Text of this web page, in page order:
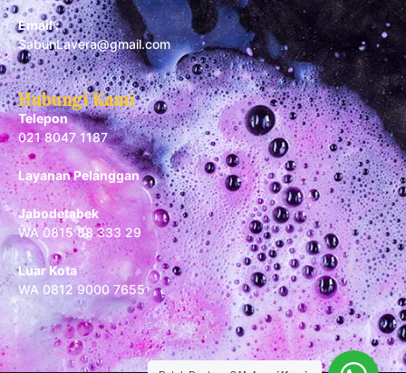
Email :
SabunLavera@gmail.com
Hubungi Kami
Telepon
021 8047 1187
Layanan Pelanggan
Jabodetabek
WA 0815 88 333 29
Luar Kota
WA 0812 9000 7655